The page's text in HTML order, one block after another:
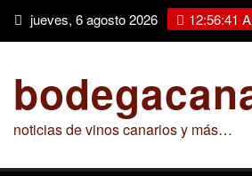
Saltarjueves, 6 agosto 2026 12:56:42
noticias de vinos canarios y más…